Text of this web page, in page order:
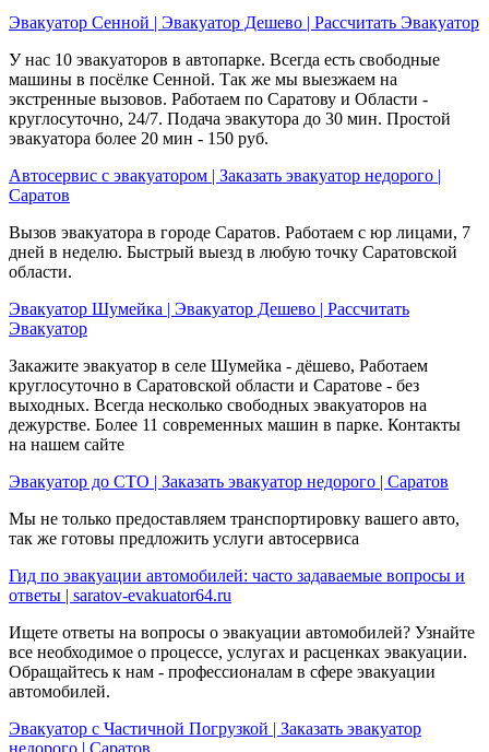
Эвакуатор Сенной | Эвакуатор Дешево | Рассчитать Эвакуатор
У нас 10 эвакуаторов в автопарке. Всегда есть свободные
машины в посёлке Сенной. Так же мы выезжаем на
экстренные вызовов. Работаем по Саратову и Области -
круглосуточно, 24/7. Подача эвакутора до 30 мин. Простой
эвакуатора более 20 мин - 150 руб.
Автосервис с эвакуатором | Заказать эвакуатор недорого |
Саратов
Вызов эвакуатора в городе Саратов. Работаем с юр лицами, 7
дней в неделю. Быстрый выезд в любую точку Саратовской
области.
Эвакуатор Шумейка | Эвакуатор Дешево | Рассчитать
Эвакуатор
Закажите эвакуатор в селе Шумейка - дёшево, Работаем
круглосуточно в Саратовской области и Саратове - без
выходных. Всегда несколько свободных эвакуаторов на
дежурстве. Более 11 современных машин в парке. Контакты
на нашем сайте
Эвакуатор до СТО | Заказать эвакуатор недорого | Саратов
Мы не только предоставляем транспортировку вашего авто,
так же готовы предложить услуги автосервиса
Гид по эвакуации автомобилей: часто задаваемые вопросы и
ответы | saratov-evakuator64.ru
Ищете ответы на вопросы о эвакуации автомобилей? Узнайте
все необходимое о процессе, услугах и расценках эвакуации.
Обращайтесь к нам - профессионалам в сфере эвакуации
автомобилей.
Эвакуатор с Частичной Погрузкой | Заказать эвакуатор
недорого | Саратов